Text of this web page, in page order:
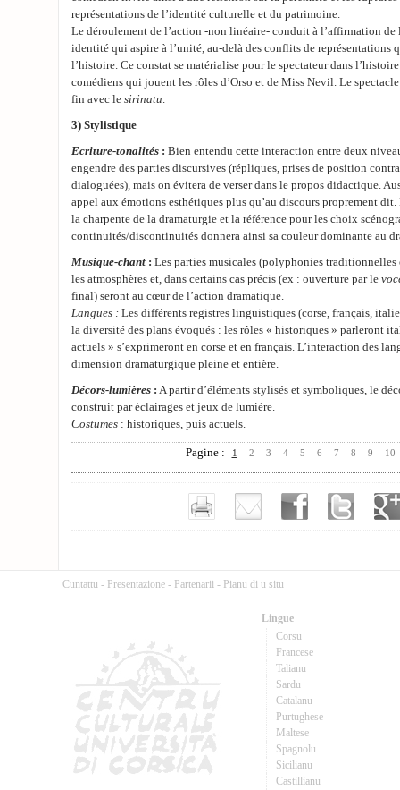
représentations de l’identité culturelle et du patrimoine.
Le déroulement de l’action -non linéaire- conduit à l’affirmation de
identité qui aspire à l’unité, au-delà des conflits de représentations
l’histoire. Ce constat se matérialise pour le spectateur dans
comédiens qui jouent les rôles d’Orso et de Miss Nevil. Le
fin avec le sirinatu.
3) Stylistique
Ecriture-tonalités : Bien entendu cette interaction entre deux
engendre des parties discursives (répliques, prises de position
dialoguées), mais on évitera de verser dans le propos didactique.
appel aux émotions esthétiques plus qu’au discours proprement
la charpente de la dramaturgie et la référence pour les choix
continuités/discontinuités donnera ainsi sa couleur dominante au
Musique-chant : Les parties musicales (polyphonies
les atmosphères et, dans certains cas précis (ex : ouverture par le
final) seront au cœur de l’action dramatique.
Langues : Les différents registres linguistiques (corse, français,
la diversité des plans évoqués : les rôles « historiques » parleront
actuels » s’exprimeront en corse et en français. L’interaction des
dimension dramaturgique pleine et entière.
Décors-lumières : A partir d’éléments stylisés et symboliques, le
construit par éclairages et jeux de lumière.
Costumes : historiques, puis actuels.
Pagine : 1 2 3 4 5 6 7 8 9 10
Cuntattu - Presentazione - Partenarii - Pianu di u situ
Lingue
Corsu
Francese
Talianu
Sardu
Catalanu
Purtughese
Maltese
Spagnolu
Sicilianu
Castillianu